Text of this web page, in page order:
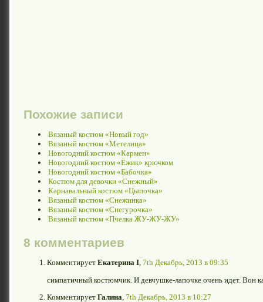
Похожие записи
Вязаный костюм «Новый год»
Вязаный костюм «Метелица»
Новогодний костюм «Кармен»
Новогодний костюм «Ёжик» крючком
Новогодний костюм «Бабочка»
Костюм для девочки «Снежный»
Карнавальный костюм «Цыпочка»
Вязаный костюм «Снежинка»
Вязаный костюм «Снегурочка»
Вязаный костюм «Пчелка ЖУ-ЖУ-ЖУ»
8 комментариев
Комментирует Екатерина I, 7th Декабрь, 2013 в 09:35
симпатичный костюмчик. И девчушке-лапочке очень идет. Вон
Комментирует Галина 7th Декабрь, 2013 в 10:27